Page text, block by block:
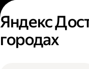
Яндекс
городах